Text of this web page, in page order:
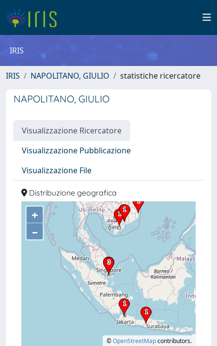
IRIS
IRIS NAPOLITANO, GIULIO statistiche ricercatore
NAPOLITANO, GIULIO
Visualizzazione Ricercatore
Visualizzazione Pubblicazione
Visualizzazione File
Distribuzione geografica
+
–
©OpenStreetMapcontributors.